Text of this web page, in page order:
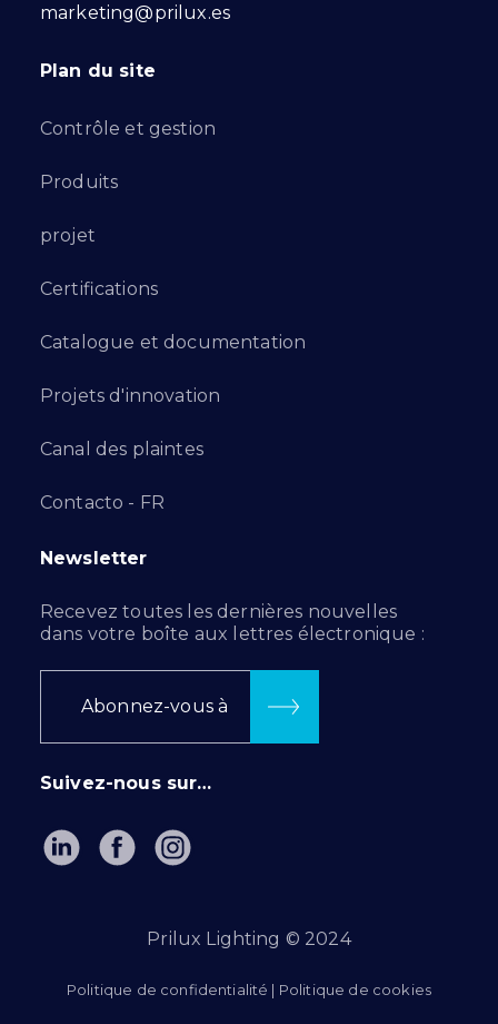
marketing@prilux.es
Plan du site
Contrôle et gestion
Produits
projet
Certifications
Catalogue et documentation
Projets d'innovation
Canal des plaintes
Contacto - FR
Newsletter
Recevez toutes les dernières nouvelles
dans votre boîte aux lettres électronique :
Abonnez-vous à
Suivez-nous sur…
Prilux Lighting © 2024
Politique de confidentialité | Politique de cookies